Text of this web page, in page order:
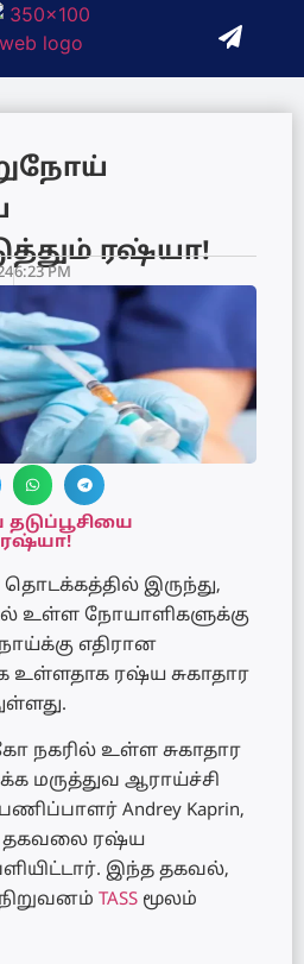
ரஷ்யா!
6:23 PM
ரஷ்யா!
இருந்து,
உள்ள நோயாளிகளுக்கு
எதிரான
உள்ளதாக ரஷ்ய சுகாதார
நகரில் உள்ள சுகாதார
மருத்துவ ஆராய்ச்சி
Andrey Kaprin,
ரஷ்ய
இந்த தகவல்,
TASS மூலம்